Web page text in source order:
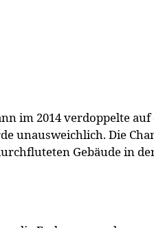
2014 verdoppelte
unausweichlich. Die
Gebäude in